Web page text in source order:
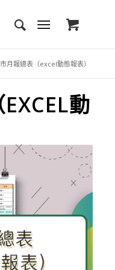
月報總表（excel動態報表）
動